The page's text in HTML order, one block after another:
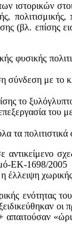
ιστορικών
(βλ.
φυσικής
με το
το
του
τα
αντικείμενο
ΕΚ-1698/2005
έλλειψη
ενότητας